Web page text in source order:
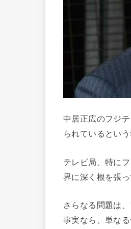
中居正広のフジ
られているとい
テレビ局、特に
界に深く根を張
さらなる問題は
事実なら、単な